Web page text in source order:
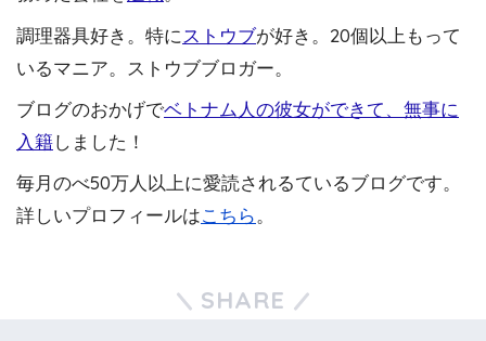
調理器具好き。特にストウブが好き。20個以上もって
いるマニア。ストウブブロガー。
ブログのおかげでベトナム人の彼女ができて、無事に
入籍しました！
毎月のべ50万人以上に愛読されるているブログです。
詳しいプロフィールはこちら。
SHARE